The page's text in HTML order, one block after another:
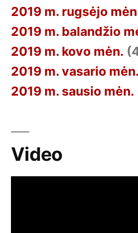
2019 m. rugsėjo
2019 m. balandžio
2019 m. kovo mėn.
2019 m. vasario mėn.
2019 m. sausio mėn.
Video